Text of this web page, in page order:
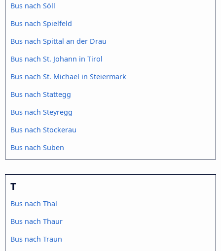
Bus nach Söll
Bus nach Spielfeld
Bus nach Spittal an der Drau
Bus nach St. Johann in Tirol
Bus nach St. Michael in Steiermark
Bus nach Stattegg
Bus nach Steyregg
Bus nach Stockerau
Bus nach Suben
T
Bus nach Thal
Bus nach Thaur
Bus nach Traun